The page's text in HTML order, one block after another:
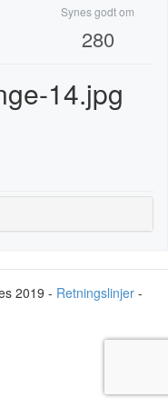
Synes godt om
280
14.jpg
2019 - Retningslinjer-